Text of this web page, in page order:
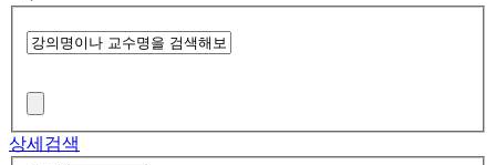
상세검색